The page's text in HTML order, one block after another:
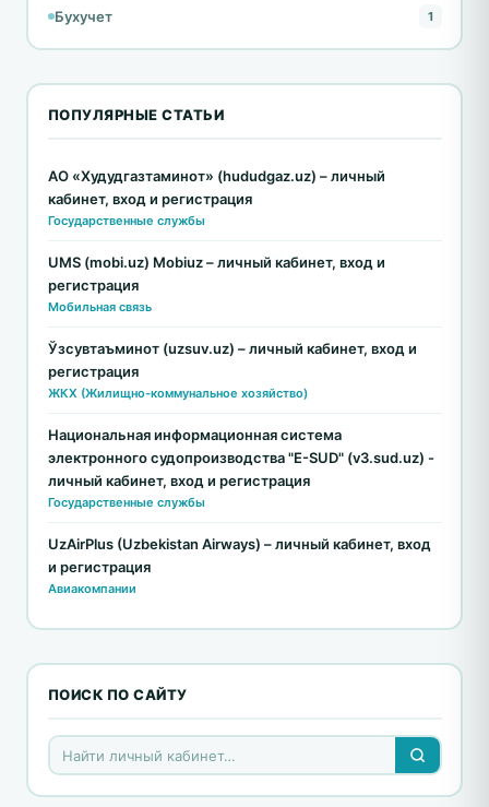
Бухучет 1
ПОПУЛЯРНЫЕ СТАТЬИ
АО «Худудгазтаминот» (hududgaz.uz) – личный
кабинет, вход и регистрация
Государственные службы
UMS (mobi.uz) Mobiuz – личный кабинет, вход и
регистрация
Мобильная связь
Ўзсувтаъминот (uzsuv.uz) – личный кабинет, вход и
регистрация
ЖКХ (Жилищно-коммунальное хозяйство)
Национальная информационная система
электронного судопроизводства "E-SUD" (v3.sud.uz) -
личный кабинет, вход и регистрация
Государственные службы
UzAirPlus (Uzbekistan Airways) – личный кабинет, вход
и регистрация
Авиакомпании
ПОИСК ПО САЙТУ